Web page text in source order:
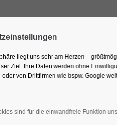
liegt uns sehr am Herzen –
Ziel. Ihre Daten werden ohne
von Drittfirmen wie bspw. Google
sind für die einwandfreie Funktion